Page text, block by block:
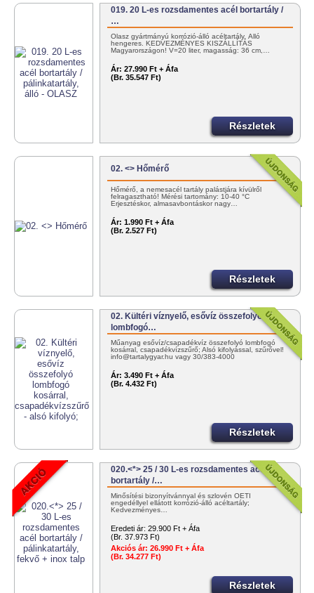
019. 20 L-es rozsdamentes acél bortartály /
…
Olasz gyártmányú korrózió-álló acéltartály. Álló
hengeres. KEDVEZMÉNYES KISZÁLLÍTÁS
Magyarországon! V=20 liter, magasság: 36 cm,…
Ár: 27.990 Ft + Áfa
(Br. 35.547 Ft)
Részletek
02. <> Hőmérő
Hőmérő, a nemesacél tartály palástjára kívülről
felragasztható! Mérési tartomány: 10-40 °C
Erjesztéskor, almasavbontáskor nagy…
Ár: 1.990 Ft + Áfa
(Br. 2.527 Ft)
Részletek
02. Kültéri víznyelő, esővíz összefolyó
lombfogó…
Műanyag esővíz/csapadékvíz összefolyó lombfogó
kosárral, csapadékvízszűrő; Alsó kifolyással, szűrővel!
info@tartalygyar.hu vagy 30/383-4000
Ár: 3.490 Ft + Áfa
(Br. 4.432 Ft)
Részletek
020.<*> 25 / 30 L-es rozsdamentes acél
bortartály /…
Minősítési bizonyítvánnyal és szlovén OÉTI
engedéllyel ellátott korrózió-álló acéltartály;
Kedvezményes…
Eredeti ár: 29.900 Ft + Áfa
(Br. 37.973 Ft)
Akciós ár: 26.990 Ft + Áfa
(Br. 34.277 Ft)
Részletek